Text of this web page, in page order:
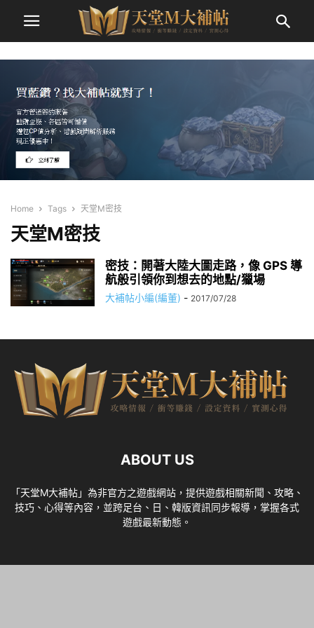
Home Tags 天堂M密技
天堂M密技
密技：開著大陸大圖走路，像 GPS 導
航般引領你到想去的地點/獵場
大補帖小編(編董) - 2017/07/28
ABOUT US
「天堂M大補帖」為非官方之遊戲網站，提供遊戲相關新聞、攻略、
技巧、心得等內容，並跨足台、日、韓版資訊同步報導，掌握各式
遊戲最新動態。